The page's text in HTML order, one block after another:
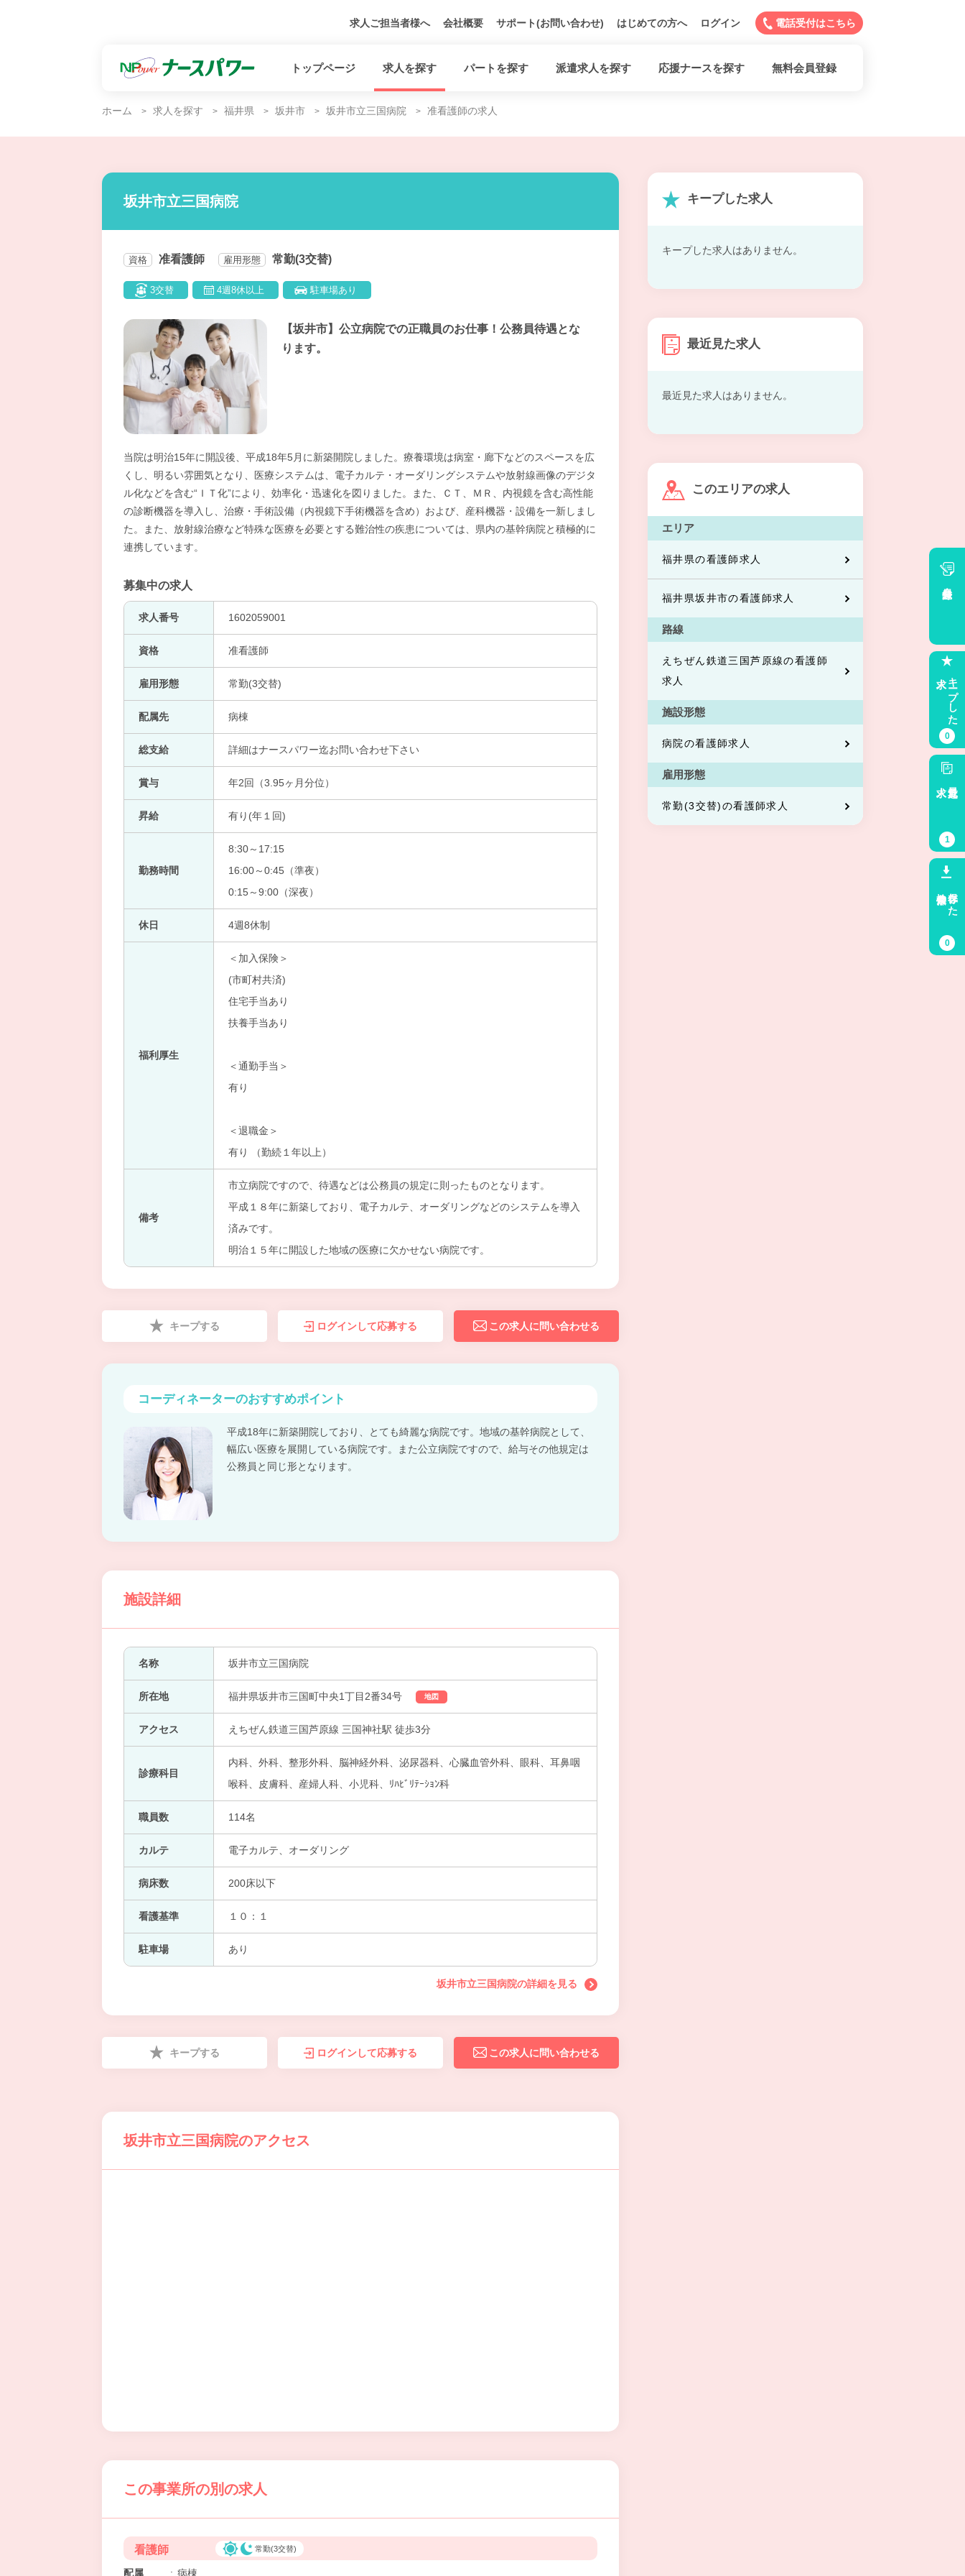
求人ご担当者様へ 会社概要 サポート(お問い合わせ) はじめての方へ ログイン 電話受付はこちら
トップページ 求人を探す パートを探す 派遣求人を探す 応援ナースを探す 無料会員登録
ホーム 求人を探す 福井県 坂井市 坂井市立三国病院 准看護師の求人
坂井市立三国病院
資格 准看護師 雇用形態 常勤(3交替)
3交替 4週8休以上 駐車場あり
【坂井市】公立病院での正職員のお仕事！公務員待遇とな
ります。
当院は明治15年に開設後、平成18年5月に新築開院しました。療養環境は病室・廊下などのスペースを広
くし、明るい雰囲気となり、医療システムは、電子カルテ・オーダリングシステムや放射線画像のデジタ
ル化などを含む“ＩＴ化”により、効率化・迅速化を図りました。また、ＣＴ、ＭＲ、内視鏡を含む高性能
の診断機器を導入し、治療・手術設備（内視鏡下手術機器を含め）および、産科機器・設備を一新しまし
た。また、放射線治療など特殊な医療を必要とする難治性の疾患については、県内の基幹病院と積極的に
連携しています。
募集中の求人
求人番号 1602059001
資格 准看護師
雇用形態 常勤(3交替)
配属先 病棟
総支給 詳細はナースパワー迄お問い合わせ下さい
賞与 年2回（3.95ヶ月分位）
昇給 有り(年１回)
勤務時間
8:30～17:15
16:00～0:45（準夜）
0:15～9:00（深夜）
休日 4週8休制
福利厚生
＜加入保険＞
(市町村共済)
住宅手当あり
扶養手当あり
＜通勤手当＞
有り
＜退職金＞
有り （勤続１年以上）
備考
市立病院ですので、待遇などは公務員の規定に則ったものとなります。
平成１８年に新築しており、電子カルテ、オーダリングなどのシステムを導入
済みです。
明治１５年に開設した地域の医療に欠かせない病院です。
キープする ログインして応募する この求人に問い合わせる
コーディネーターのおすすめポイント
平成18年に新築開院しており、とても綺麗な病院です。地域の基幹病院として、
幅広い医療を展開している病院です。また公立病院ですので、給与その他規定は
公務員と同じ形となります。
施設詳細
名称 坂井市立三国病院
所在地 福井県坂井市三国町中央1丁目2番34号 地図
アクセス えちぜん鉄道三国芦原線 三国神社駅 徒歩3分
診療科目
内科、外科、整形外科、脳神経外科、泌尿器科、心臓血管外科、眼科、耳鼻咽
喉科、皮膚科、産婦人科、小児科、ﾘﾊﾋﾞﾘﾃｰｼｮﾝ科
職員数 114名
カルテ 電子カルテ、オーダリング
病床数 200床以下
看護基準 １０：１
駐車場 あり
坂井市立三国病院の詳細を見る
キープする ログインして応募する この求人に問い合わせる
坂井市立三国病院のアクセス
この事業所の別の求人
看護師 常勤(3交替)
配属 : 病棟
キープした求人
キープした求人はありません。
最近見た求人
最近見た求人はありません。
このエリアの求人
エリア
福井県の看護師求人
福井県坂井市の看護師求人
路線
えちぜん鉄道三国芦原線の看護師
求人
施設形態
病院の看護師求人
雇用形態
常勤(3交替)の看護師求人
キープした
0
最近見た
1
保存した
0